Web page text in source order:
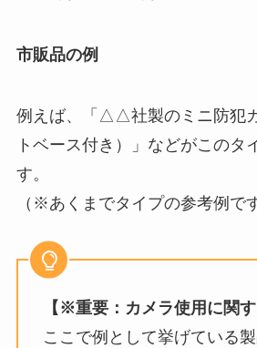
市販品の例
例えば、「△△社製のミニ防犯
トベース付き）」などがこのタ
す。
（※あくまでタイプの参考例で
【※重要：カメラ使用に関
ここで例として挙げている